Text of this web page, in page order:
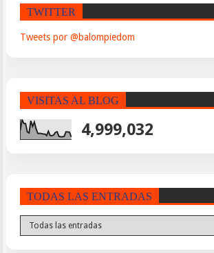
TWITTER
Tweets por @balompiedom
VISITAS AL BLOG
4,999,032
TODAS LAS ENTRADAS